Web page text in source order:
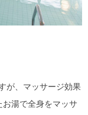
が、マッサージ効果
湯で全身をマッサ